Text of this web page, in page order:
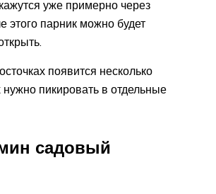
уже примерно через
этого парник можно будет
появится несколько
нужно пикировать в отдельные
садовый